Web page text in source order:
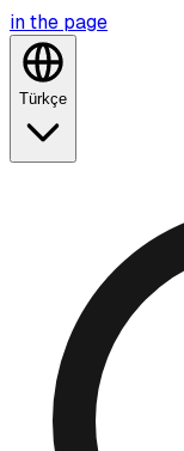
in the page
Türkçe